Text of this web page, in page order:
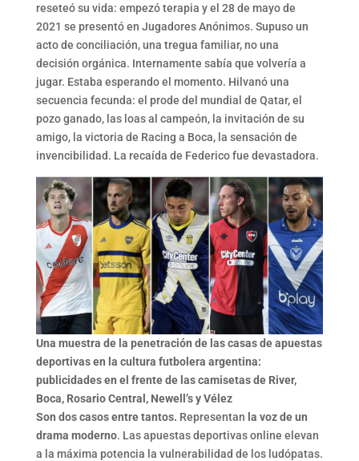
reseteó su vida: empezó terapia y el 28 de mayo de
2021 se presentó en Jugadores Anónimos. Supuso un
acto de conciliación, una tregua familiar, no una
decisión orgánica. Internamente sabía que volvería a
jugar. Estaba esperando el momento. Hilvanó una
secuencia fecunda: el prode del mundial de Qatar, el
pozo ganado, las loas al campeón, la invitación de su
amigo, la victoria de Racing a Boca, la sensación de
invencibilidad. La recaída de Federico fue devastadora.
Una muestra de la penetración de las casas de apuestas
deportivas en la cultura futbolera argentina:
publicidades en el frente de las camisetas de River,
Boca, Rosario Central, Newell’s y Vélez
Son dos casos entre tantos. Representan la voz de un
drama moderno. Las apuestas deportivas online elevan
a la máxima potencia la vulnerabilidad de los ludópatas.